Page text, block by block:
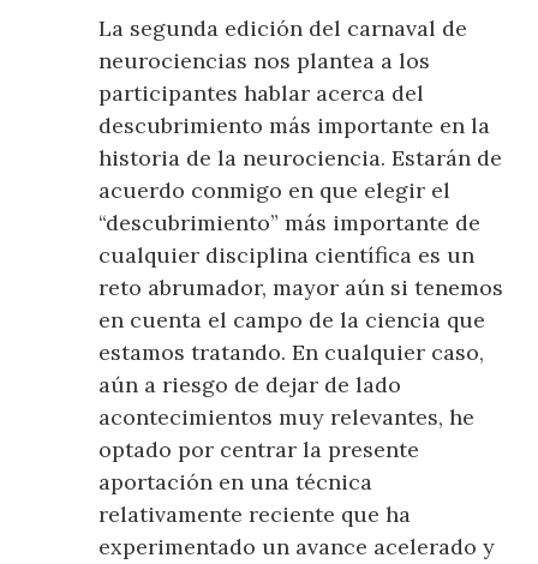
La segunda edición del carnaval de
neurociencias nos plantea a los
participantes hablar acerca del
descubrimiento más importante en la
historia de la neurociencia. Estarán de
acuerdo conmigo en que elegir el
“descubrimiento” más importante de
cualquier disciplina científica es un
reto abrumador, mayor aún si tenemos
en cuenta el campo de la ciencia que
estamos tratando. En cualquier caso,
aún a riesgo de dejar de lado
acontecimientos muy relevantes, he
optado por centrar la presente
aportación en una técnica
relativamente reciente que ha
experimentado un avance acelerado y